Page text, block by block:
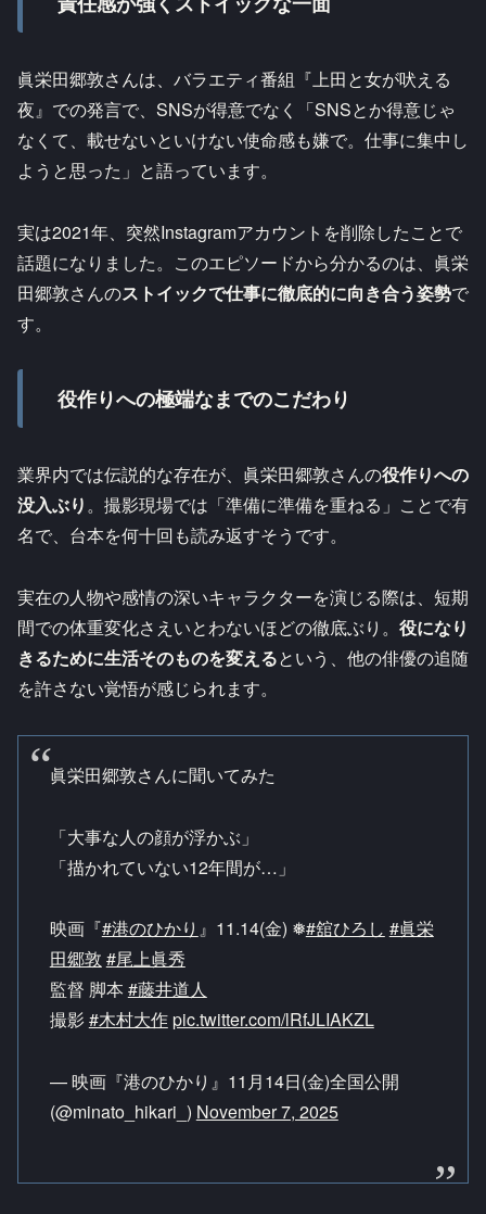
眞栄田郷敦さんは、バラエティ番組『上田と女が吠える
夜』での発言で、SNSが得意でなく「SNSとか得意じゃ
なくて、載せないといけない使命感も嫌で。仕事に集中し
ようと思った」と語っています。​
実は2021年、突然Instagramアカウントを削除したことで
話題になりました。このエピソードから分かるのは、眞栄
田郷敦さんのストイックで仕事に徹底的に向き合う姿勢で
す。​
役作りへの極端なまでのこだわり
業界内では伝説的な存在が、眞栄田郷敦さんの役作りへの
没入ぶり。撮影現場では「準備に準備を重ねる」ことで有
名で、台本を何十回も読み返すそうです。​
実在の人物や感情の深いキャラクターを演じる際は、短期
間での体重変化さえいとわないほどの徹底ぶり。 役になり
きるために生活そのものを変えるという、他の俳優の追随
を許さない覚悟が感じられます。​
眞栄田郷敦さんに聞いてみた️
「大事な人の顔が浮かぶ」
「描かれていない12年間が…」
映画『#港のひかり 』11.14(金) ❅#舘ひろし #眞栄
田郷敦 #尾上眞秀
監督 脚本 #藤井道人
撮影#木村大作pic.twitter.com/lRfJLIAKZL
— 映画『港のひかり』11月14日(金)全国公開
(@minato_hikari_) November 7, 2025